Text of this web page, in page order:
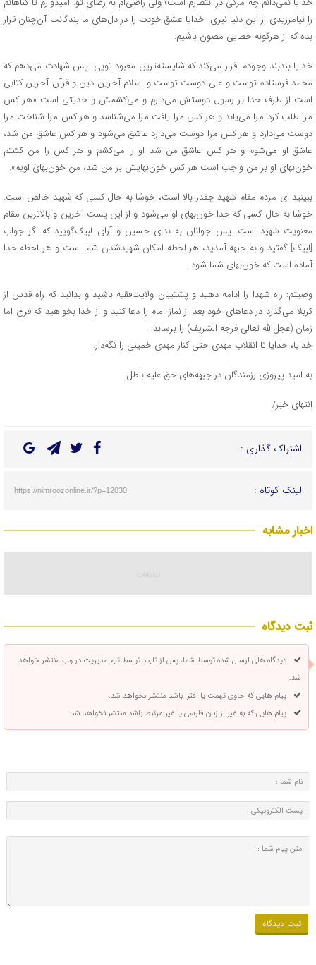
را نیامرزیدی از این دنیا نبری. خدایا عشق خودت را در دل‌های ما بندگانت آن‌چنان قرار
بده که از هرگونه خطایی مصون باشیم.
خدایا بندبند وجودم اقرار می‌کند که شایسته‌ترین معبود تویی. پس شهادت می‌دهم که
محمد فرستاده توست و علی دوست توست و اسلام آخرین دین و قرآن آخرین کتابی
است از طرف خدا بر رسول دوستش می‌دارم و می‌کشمش و حدیثی است «هر کس
مرا طلب کرد مرا می‌یابد و هر کس مرا یافت مرا می‌شناسد و هر کس مرا شناخت مرا
دوست می‌دارد و هر کس مرا دوست می‌دارد عاشق می‌شود و هر کس عاشق من شد،
عاشق او می‌شوم و هر کس عاشق من شد او را می‌کشم و هر کس را من کشتم
خون‌بهای او بر من واجب است هر کس خون‌بهایش بر من شد، من خون‌بهای اویم».
ببینید ای مردم مقام شهید چقدر بالا است، خوشا به حال کسی که شهید خالص است.
خوشا به حال کسی که خدا خون‌بهای او می‌شود و از این پست آخرین و بالاترین مقام
معنویت شهید است. پس جوانان به ندای حسین و آرای لبیک‌گویید که اگر جواب
[لبیک] گفتید و به جبهه آمدید، هر لحظه امکان شهیدشدن شما است و هر لحظه خدا
آماده است که خون‌بهای شما شود.
وصیتم: راه شهدا را ادامه دهید و پشتیبان ولایت‌فقیه باشید و بدانید که راه قدس از
کربلا می‌گذرد در دعاهای خود بعد از نماز امام را دعا کنید و از خدا بخواهید که فرج اما
زمان (عجل‌الله تعالی فرجه الشریف) را برساند.
خدایا، خدایا تا انقلاب مهدی حتی کنار مهدی خمینی را نگه‌دار.
به امید پیروزی رزمندگان در جبهه‌های حق علیه باطل
انتهای خبر/
اشتراک گذاری :
لینک کوتاه : https://nimroozonline.ir/?p=12030
اخبار مشابه
ثبت دیدگاه
دیدگاه های ارسال شده توسط شما، پس از تایید توسط تیم مدیریت در وب منتشر خواهد
شد.
پیام هایی که حاوی تهمت یا افترا باشد منتشر نخواهد شد.
پیام هایی که به غیر از زبان فارسی یا غیر مرتبط باشد منتشر نخواهد شد.